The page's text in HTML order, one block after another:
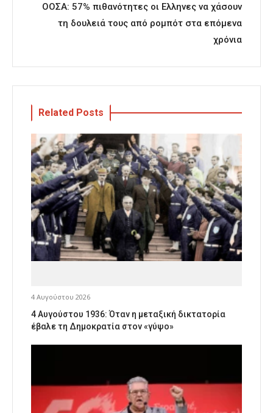
OOΣΑ: 57% πιθανότητες οι Ελληνες να χάσουν
τη δουλειά τους από ρομπότ στα επόμενα
χρόνια
Related Posts
4 Αυγούστου 2026
4 Αυγούστου 1936: Όταν η μεταξική δικτατορία
έβαλε τη Δημοκρατία στον «γύψο»